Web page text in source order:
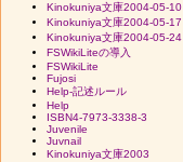
Kinokuniya文庫2004-05-10
Kinokuniya文庫2004-05-17
Kinokuniya文庫2004-05-24
FSWikiLiteの導入
FSWikiLite
Fujosi
Help-記述ルール
Help
ISBN4-7973-3338-3
Juvenile
Juvnail
Kinokuniya文庫2003